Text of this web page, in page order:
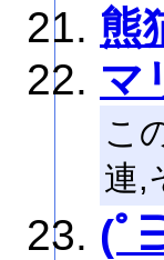
熊
マ
こ
連,
(ﾟ